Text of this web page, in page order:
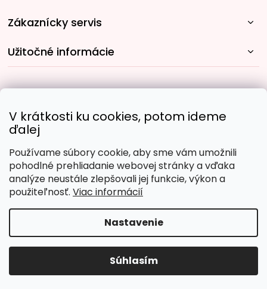
V krátkosti ku cookies, potom ideme
ďalej
Používame súbory cookie, aby sme vám umožnili
pohodlné prehliadanie webovej stránky a vďaka
analýze neustále zlepšovali jej funkcie, výkon a
použiteľnosť. Viac informácií
Nastavenie
Súhlasím
Zákaznícky servis
Užitočné informácie
Obľúbené spôsoby platby:
Copyright 2026Malujpodlacisel.sk. Všetky práva
vyhradené.Upraviť nastavenie cookies